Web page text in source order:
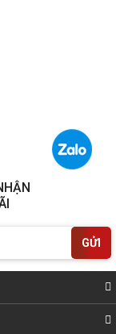
GỬI